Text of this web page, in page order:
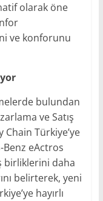
olarak öne
ve konforunu
bulundan
ve Satış
Türkiye’ye
eActros
birliklerini daha
belirterek, yeni
hayırlı